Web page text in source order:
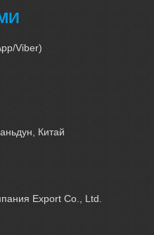
Viber)
Китай
Export Co., Ltd.